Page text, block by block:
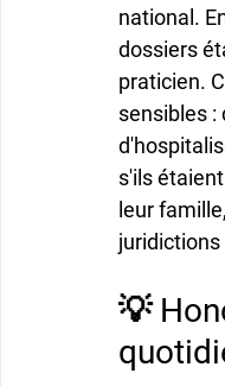
national.
dossiers
praticien.
sensibles
s'ils
leur
💡